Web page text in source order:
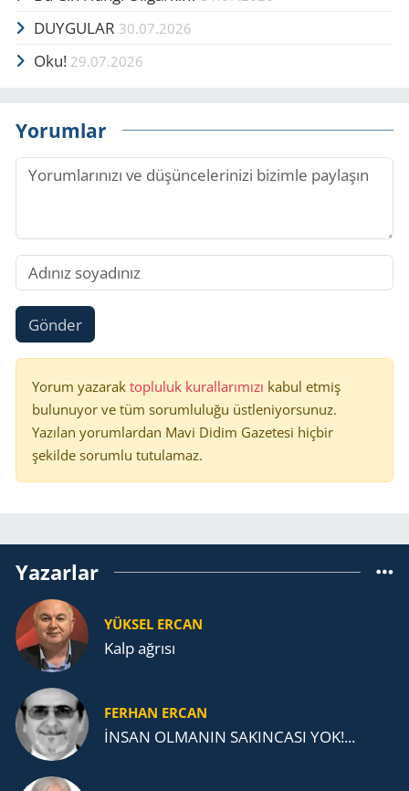
DUYGULAR 30.07.2026
Oku! 29.07.2026
Yorumlar
Gönder
Yorum yazarak topluluk kurallarımızı kabul etmiş
bulunuyor ve tüm sorumluluğu üstleniyorsunuz.
Yazılan yorumlardan Mavi Didim Gazetesi hiçbir
şekilde sorumlu tutulamaz.
Yazarlar
YÜKSEL ERCAN
Kalp ağrısı
FERHAN ERCAN
İNSAN OLMANIN SAKINCASI YOK!...